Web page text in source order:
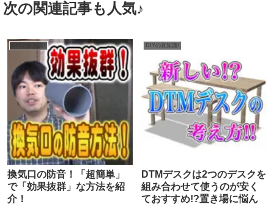
次の関連記事も人気♪
DIYの豆知識!
換気口の防音！「超簡単」
で「効果抜群」な方法を紹
介！
DIYの豆知識!
DTMデスクは2つのデスクを
組み合わせて使うのが安く
ておすすめ!?置き場に悩ん